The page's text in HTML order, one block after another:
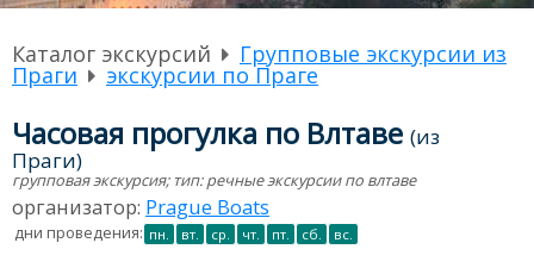
Каталог экскурсий Групповые экскурсии из
Праги экскурсии по Праге
Часовая прогулка по Влтаве (из
Праги)
групповая экскурсия; тип: речные экскурсии по влтаве
организатор: Prague Boats
дни проведения: пн. вт. ср. чт. пт. сб. вс.